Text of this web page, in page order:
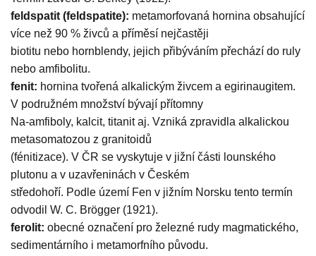
feldspatit (feldspatite): metamorfovaná hornina obsahující
více než 90 % živců a příměsí nejčastěji
biotitu nebo hornblendy, jejich přibýváním přechází do ruly
nebo amfibolitu.
fenit: hornina tvořená alkalickým živcem a egirinaugitem.
V podružném množství bývají přítomny
Na-amfiboly, kalcit, titanit aj. Vzniká zpravidla alkalickou
metasomatozou z granitoidů
(fénitizace). V ČR se vyskytuje v jižní části lounského
plutonu a v uzavřeninách v Českém
středohoří. Podle území Fen v jižním Norsku tento termín
odvodil W. C. Brögger (1921).
ferolit: obecné označení pro železné rudy magmatického,
sedimentárního i metamorfního původu.